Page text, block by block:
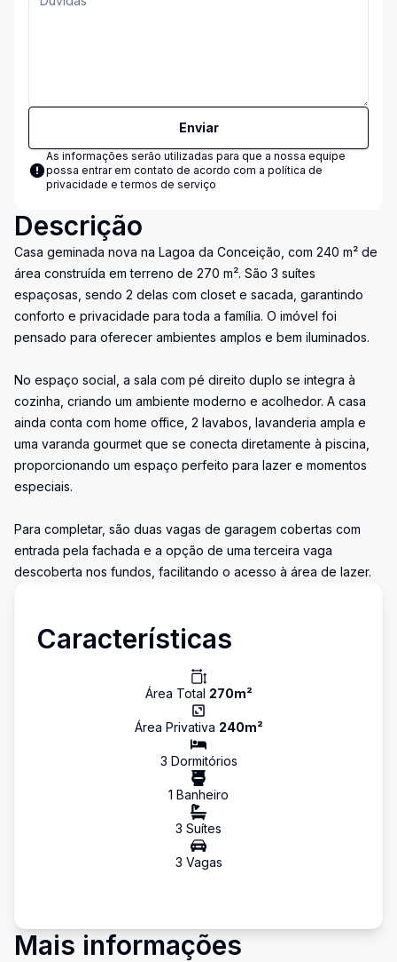
Enviar
As informações serão utilizadas para que a nossa equipe
possa entrar em contato de acordo com a política de
privacidade e termos de serviço
Descrição
Casa geminada nova na Lagoa da Conceição, com 240 m² de
área construída em terreno de 270 m². São 3 suítes
espaçosas, sendo 2 delas com closet e sacada, garantindo
conforto e privacidade para toda a família. O imóvel foi
pensado para oferecer ambientes amplos e bem iluminados.
No espaço social, a sala com pé direito duplo se integra à
cozinha, criando um ambiente moderno e acolhedor. A casa
ainda conta com home office, 2 lavabos, lavanderia ampla e
uma varanda gourmet que se conecta diretamente à piscina,
proporcionando um espaço perfeito para lazer e momentos
especiais.
Para completar, são duas vagas de garagem cobertas com
entrada pela fachada e a opção de uma terceira vaga
descoberta nos fundos, facilitando o acesso à área de lazer.
Características
Área Total 270m²
Área Privativa 240m²
3 Dormitórios
1 Banheiro
3 Suítes
3 Vagas
Mais informações